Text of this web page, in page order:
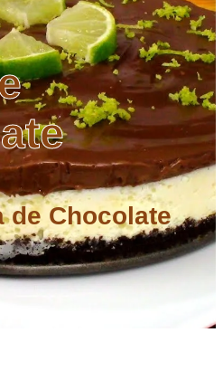
de Chocolate